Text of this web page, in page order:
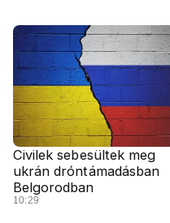
Civilek sebesültek meg
ukrán dróntámadásban
Belgorodban
10:29